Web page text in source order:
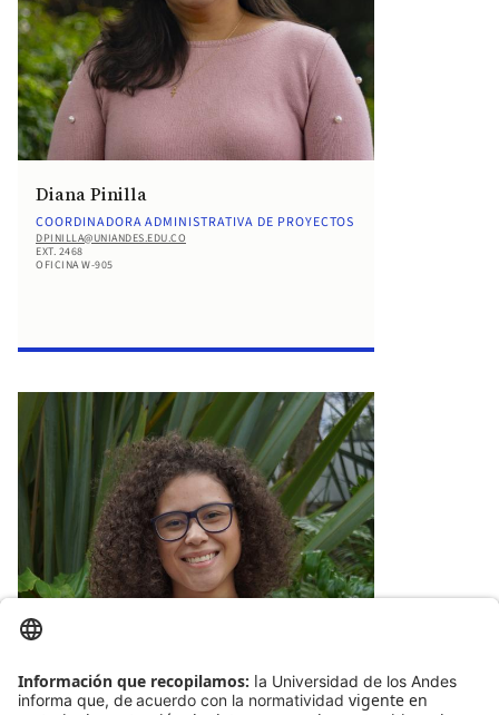
Diana Pinilla
COORDINADORA ADMINISTRATIVA DE PROYECTOS
DPINILLA@UNIANDES.EDU.CO
EXT. 2468
OFICINA W-905